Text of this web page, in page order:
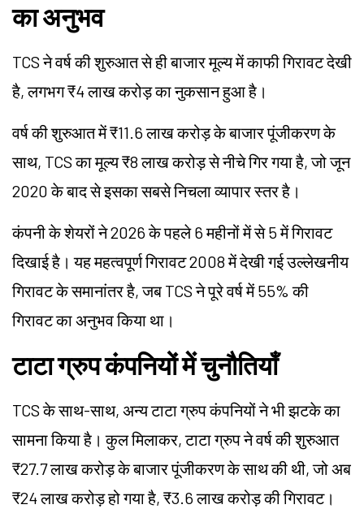
का अनुभव
TCS ने वर्ष की शुरुआत से ही बाजार मूल्य में काफी गिरावट देखी
है, लगभग ₹4 लाख करोड़ का नुकसान हुआ है।
वर्ष की शुरुआत में ₹11.6 लाख करोड़ के बाजार पूंजीकरण के
साथ, TCS का मूल्य ₹8 लाख करोड़ से नीचे गिर गया है, जो जून
2020 के बाद से इसका सबसे निचला व्यापार स्तर है।
कंपनी के शेयरों ने 2026 के पहले 6 महीनों में से 5 में गिरावट
दिखाई है। यह महत्वपूर्ण गिरावट 2008 में देखी गई उल्लेखनीय
गिरावट के समानांतर है, जब TCS ने पूरे वर्ष में 55% की
गिरावट का अनुभव किया था।
टाटा ग्रुप कंपनियों में चुनौतियाँ
TCS के साथ-साथ, अन्य टाटा ग्रुप कंपनियों ने भी झटके का
सामना किया है। कुल मिलाकर, टाटा ग्रुप ने वर्ष की शुरुआत
₹27.7 लाख करोड़ के बाजार पूंजीकरण के साथ की थी, जो अब
₹24 लाख करोड़ हो गया है, ₹3.6 लाख करोड़ की गिरावट।